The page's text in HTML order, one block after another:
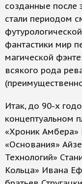
созданные после
стали периодом
фантастики мир
магической
всякого рода
Итак, до 90-х
концептуальном
«Хроник
«Основания»
Технологий»
Кольца» Ивана